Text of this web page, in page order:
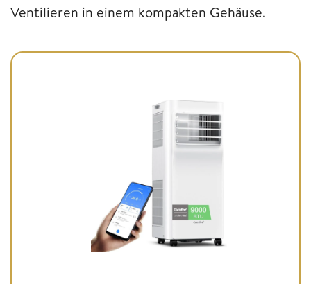
Ventilieren in einem kompakten Gehäuse.